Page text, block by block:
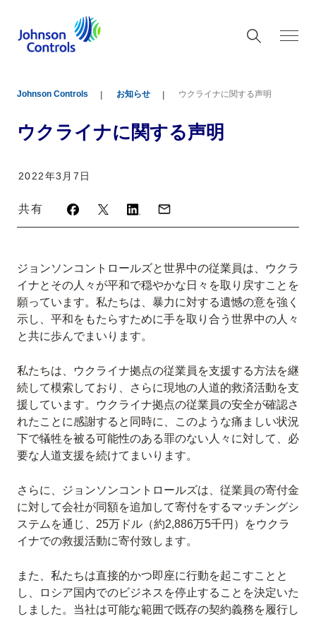
Johnson Controls お知らせ ウクライナに関する声明
ウクライナに関する声明
2022年3月7日
共有
ジョンソンコントロールズと世界中の従業員は、ウクラ
イナとその人々が平和で穏やかな日々を取り戻すことを
願っています。私たちは、暴力に対する遺憾の意を強く
示し、平和をもたらすために手を取り合う世界中の人々
と共に歩んでまいります。
私たちは、ウクライナ拠点の従業員を支援する方法を継
続して模索しており、さらに現地の人道的救済活動を支
援しています。ウクライナ拠点の従業員の安全が確認さ
れたことに感謝すると同時に、このような痛ましい状況
下で犠牲を被る可能性のある罪のない人々に対して、必
要な人道支援を続けてまいります。
さらに、ジョンソンコントロールズは、従業員の寄付金
に対して会社が同額を追加して寄付をするマッチングシ
ステムを通じ、25万ドル（約2,886万5千円）をウクラ
イナでの救援活動に寄付致します。
また、私たちは直接的かつ即座に行動を起こすことと
し、ロシア国内でのビジネスを停止することを決定いた
しました。当社は可能な範囲で既存の契約義務を履行し